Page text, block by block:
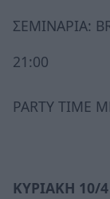
ΣΕΜΙΝΑΡΙΑ:
21:00
PARTY TIME
ΚΥΡΙΑΚΗ 10/4